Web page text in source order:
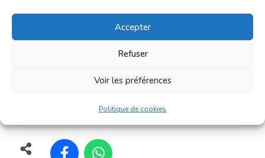
Accepter
Refuser
Voir les préférences
Politique de cookies
marché où l'on trouve l'essentiel pour le petit
165 168